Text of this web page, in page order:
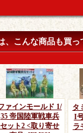
、こんな商品も買っ
ァインモールド 1/
35 帝国陸軍戦車兵
セット2 <取り寄せ
タ
I
ラ